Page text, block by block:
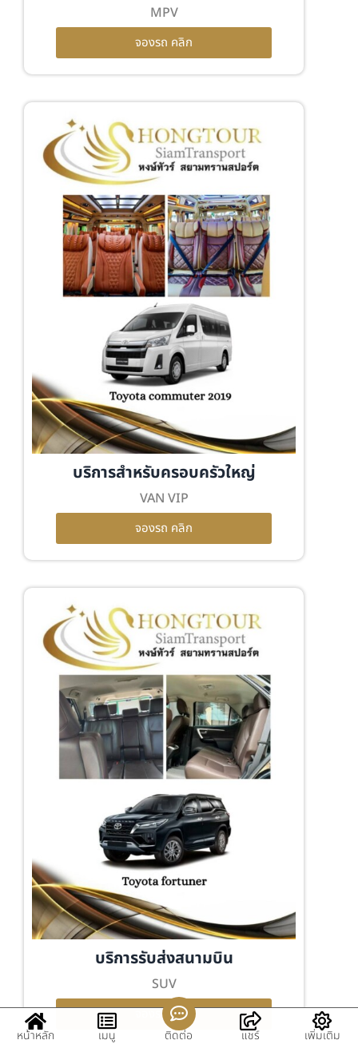
MPV
จองรถ คลิก
บริการสำหรับครอบครัวใหญ่
VAN VIP
จองรถ คลิก
บริการรับส่งสนามบิน
SUV
จองรถ คลิก
หน้าหลัก เมนู ติดต่อ แชร์ เพิ่มเติม